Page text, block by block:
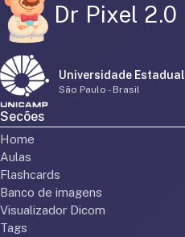
Dr Pixel 2.0
Universidade
São Paulo - Brasil
Secões
Home
Aulas
Flashcards
Banco de imagens
Visualizador Dicom
Tags